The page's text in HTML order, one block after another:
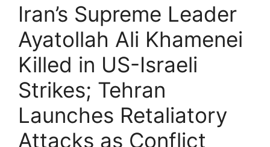
Iran’s Supreme Leader
Ayatollah Ali Khamenei
Killed in US-Israeli
Strikes; Tehran
Launches Retaliatory
Attacks as Conflict